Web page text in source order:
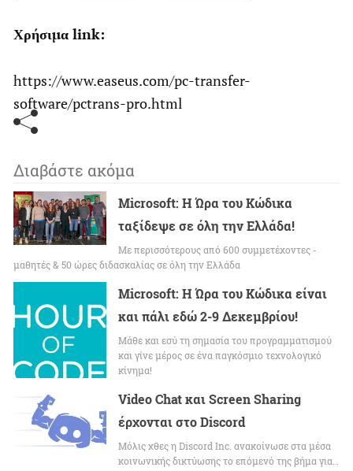
Χρήσιμα link:
https://www.easeus.com/pc-transfer-
software/pctrans-pro.html
Διαβάστε ακόμα
Microsoft: Η Ώρα του Κώδικα
ταξίδεψε σε όλη την Ελλάδα!
Με περισσότερους από 600 συμμετέχοντες -
μαθητές & 50 ώρες διδασκαλίας σε όλη την Ελλάδα
Microsoft: Η Ώρα του Κώδικα είναι
και πάλι εδώ 2-9 Δεκεμβρίου!
Μάθε και εσύ τη σημασία του προγραμματισμού
και γίνε μέρος σε ένα παγκόσμιο τεχνολογικό
κίνημα!
Video Chat και Screen Sharing
έρχονται στο Discord
Μόλις χθες η Discord Inc. ανακοίνωσε στα μέσα
κοινωνικής δικτύωσης το επόμενό της βήμα για…